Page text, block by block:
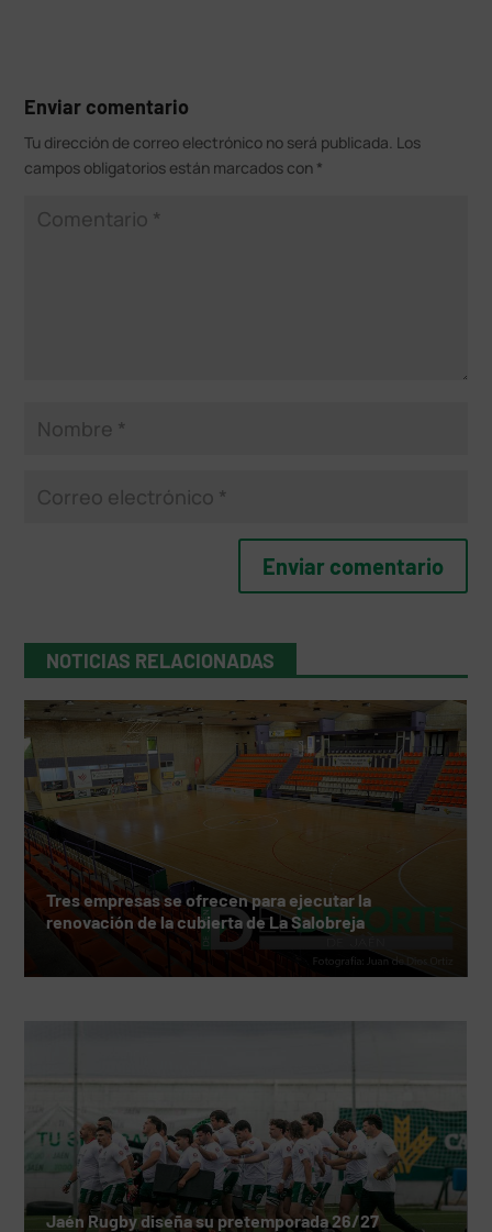
Enviar comentario
Tu dirección de correo electrónico no será publicada. Los
campos obligatorios están marcados con *
NOTICIAS RELACIONADAS
Tres empresas se ofrecen para ejecutar la
renovación de la cubierta de La Salobreja
Jaén Rugby diseña su pretemporada 26/27